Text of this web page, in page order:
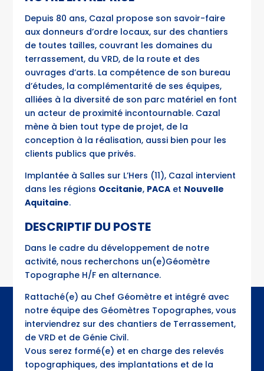
Depuis 80 ans, Cazal propose son savoir-faire
aux donneurs d’ordre locaux, sur des chantiers
de toutes tailles, couvrant les domaines du
terrassement, du VRD, de la route et des
ouvrages d’arts. La compétence de son bureau
d’études, la complémentarité de ses équipes,
alliées à la diversité de son parc matériel en font
un acteur de proximité incontournable. Cazal
mène à bien tout type de projet, de la
conception à la réalisation, aussi bien pour les
clients publics que privés.
Implantée à Salles sur L’Hers (11), Cazal intervient
dans les régions Occitanie, PACA et Nouvelle
Aquitaine.
DESCRIPTIF DU POSTE
Dans le cadre du développement de notre
activité, nous recherchons un(e)Géomètre
Topographe H/F en alternance.
Rattaché(e) au Chef Géomètre et intégré avec
notre équipe des Géomètres Topographes, vous
interviendrez sur des chantiers de Terrassement,
de VRD et de Génie Civil.
Vous serez formé(e) et en charge des relevés
topographiques, des implantations et de la